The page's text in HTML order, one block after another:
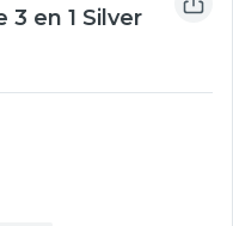
3 en 1 Silver